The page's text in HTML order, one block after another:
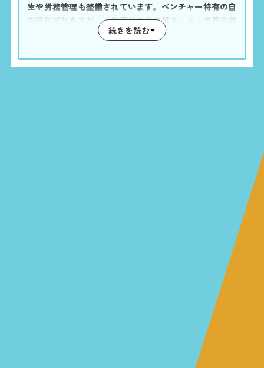
生や労務管理も整備されています。ベンチャー特有の自
由度は減りますが、「倒産リスクの低さ」と「成長企業
での経験」のバランスを取りたい方に適しています。
続きを読む